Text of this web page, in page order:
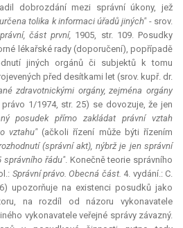
dobrozdání mezi správní úkony, jež
tolika k informaci úřadů jiných"- srov.
část první, 1905, str. 109. Posudky
lékařské rady (doporučení), popřípadě
jiných orgánů či subjektů k tomu
před desítkami let (srov. kupř. dr.
zdravotnickými orgány, zejména orgány
právo 1/1974, str. 25) se dovozuje, že jen
posudek přímo zakládat právní vztah
vztahu"(ačkoli řízení může býti řízením
(správní akt), nýbrž je jen správní
řádu". Konečně teorie správního
Správní právo. Obecná část. 4. vydání.: C.
upozorňuje na existenci posudků jako
na rozdíl od názoru vykonavatele
vykonavatele veřejné správy závazný.